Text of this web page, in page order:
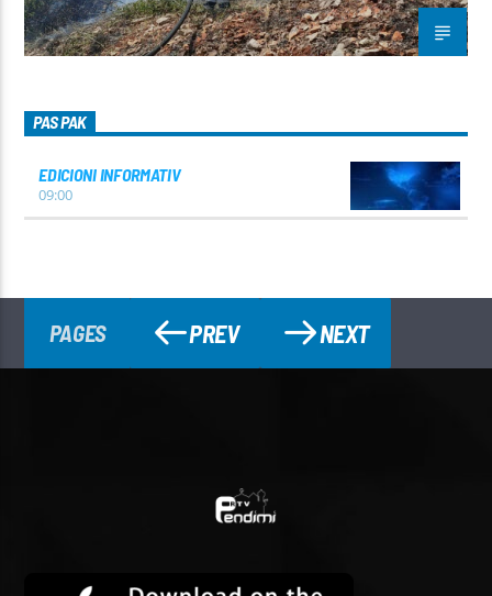
PAS PAK
EDICIONI INFORMATIV
09:00
PAGES PREV NEXT